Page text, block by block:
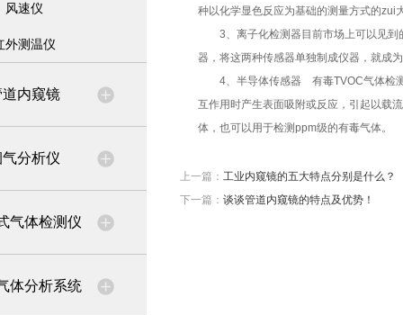
风速仪
外测温仪
内窥镜
分析仪
气体检测仪
体分析系统
种以化学显色反应为基础的测量方式的zui
3、离子化检测器目前市场上可以见到
器，将这两种传感器单独制成仪器，就成
4、半导体传感器 有毒TVOC气体检测
互作用时产生表面吸附或反应，引起以载
体，也可以用于检测ppm级的有毒气体。
上一篇： 工业内窥镜的五大特点分别是什么？
下一篇： 谈谈管道内窥镜的特点及优势！